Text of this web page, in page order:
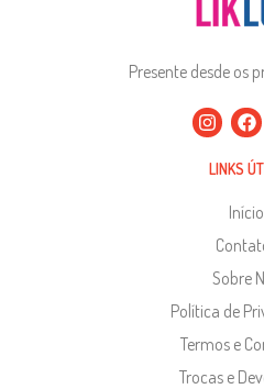
Presente desde os
LINKS
Início
Sobre
Política de
Termos e
Trocas e